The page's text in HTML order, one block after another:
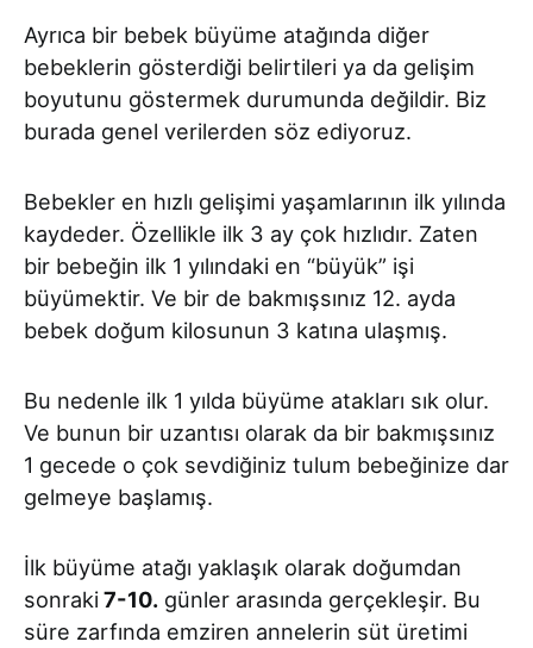
Ayrıca bir bebek büyüme atağında diğer
bebeklerin gösterdiği belirtileri ya da gelişim
boyutunu göstermek durumunda değildir. Biz
burada genel verilerden söz ediyoruz.
Bebekler en hızlı gelişimi yaşamlarının ilk yılında
kaydeder. Özellikle ilk 3 ay çok hızlıdır. Zaten
bir bebeğin ilk 1 yılındaki en “büyük” işi
büyümektir. Ve bir de bakmışsınız 12. ayda
bebek doğum kilosunun 3 katına ulaşmış.
Bu nedenle ilk 1 yılda büyüme atakları sık olur.
Ve bunun bir uzantısı olarak da bir bakmışsınız
1 gecede o çok sevdiğiniz tulum bebeğinize dar
gelmeye başlamış.
İlk büyüme atağı yaklaşık olarak doğumdan
sonraki7-10. günler arasında gerçekleşir. Bu
süre zarfında emziren annelerin süt üretimi